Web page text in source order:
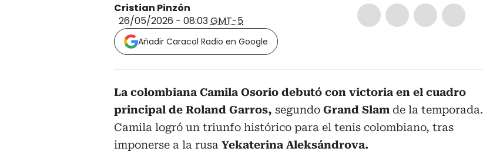
Cristian Pinzón
26/05/2026 - 08:03GMT-5
Añadir Caracol Radio en Google
La colombiana Camila Osorio debutó con victoria en el cuadro
principal de Roland Garros, segundo Grand Slam de la temporada.
Camila logró un triunfo histórico para el tenis colombiano, tras
imponerse a la rusa Yekaterina Aleksándrova.